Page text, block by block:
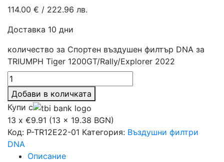
114.00 € / 222.96 лв.
Доставка 10 дни
количество за Спортен въздушен филтър DNA за
TRIUMPH Tiger 1200GT/Rally/Explorer 2022
Добави в количката
Купи с
13 x €9.91 (13 x 19.38 BGN)
Код: P-TR12E22-01 Категория: Въздушни филтри
DNA
Описание